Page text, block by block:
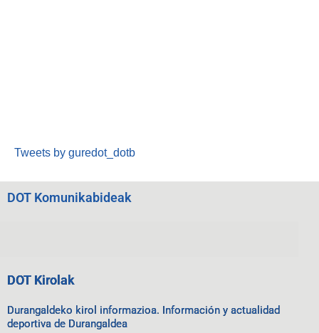
Tweets by guredot_dotb
DOT Komunikabideak
DOT Kirolak
Durangaldeko kirol informazioa. Información y actualidad
deportiva de Durangaldea